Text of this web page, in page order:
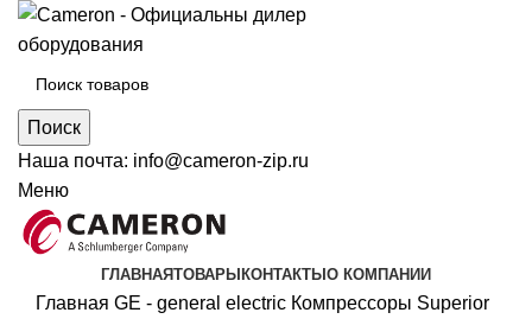
Поиск
Наша почта: info@cameron-zip.ru
Меню
ГЛАВНАЯТОВАРЫ КОНТАКТЫ О КОМПАНИИ
Главная GE - general electric Компрессоры Superior